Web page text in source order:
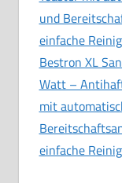
Bestron XL
Watt –
mit
einfache